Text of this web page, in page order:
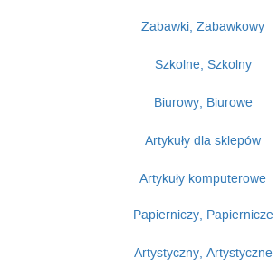
Zabawki, Zabawkowy
Szkolne, Szkolny
Biurowy, Biurowe
Artykuły dla sklepów
Artykuły komputerowe
Papierniczy, Papiernicze
Artystyczny, Artystyczne